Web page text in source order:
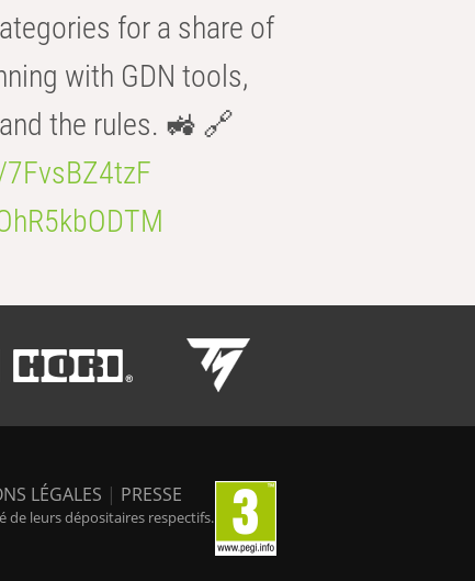
for a share of
with GDN tools,
the rules. 🚜 🔗
LÉGALES | PRESSE
de leurs dépositaires respectifs.